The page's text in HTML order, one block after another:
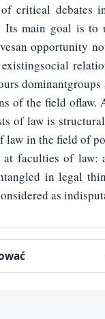
critical debates
Its main goal is to
opportunity
existingsocial
dominantgroups
of the field oflaw.
of law is
law in the field of
faculties of law:
in legal
as